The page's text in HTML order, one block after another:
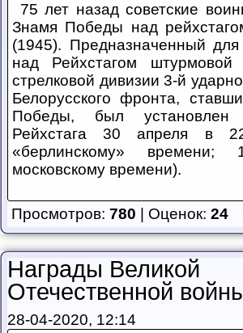
75 лет назад советские
Знамя Победы над
(1945). Предназначенный
над Рейхстагом
стрелковой дивизии 3-й
Белорусского фронта,
Победы, был
Рейхстага 30 апреля в
«берлинскому»
московскому времени).
Просмотров: 780 | Оценок: 24
Награды Великой
Отечественной
28-04-2020, 12:14